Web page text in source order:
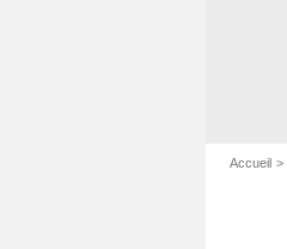
Accueil